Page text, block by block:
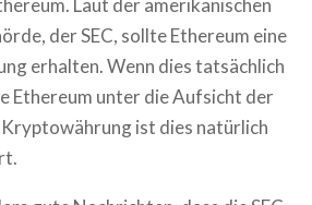
Laut der amerikanischen
der SEC, sollte Ethereum eine
erhalten. Wenn dies tatsächlich
Ethereum unter die Aufsicht der
Kryptowährung ist dies natürlich